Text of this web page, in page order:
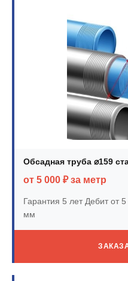
Обсадная труба ⌀159
от 5 000 ₽ за метр
Гарантия 5 летДебит от 5
мм